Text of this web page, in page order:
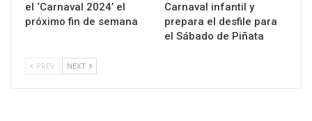
el ‘Carnaval 2024’ el
próximo fin de semana
Carnaval infantil y
prepara el desfile para
el Sábado de Piñata
PREV NEXT